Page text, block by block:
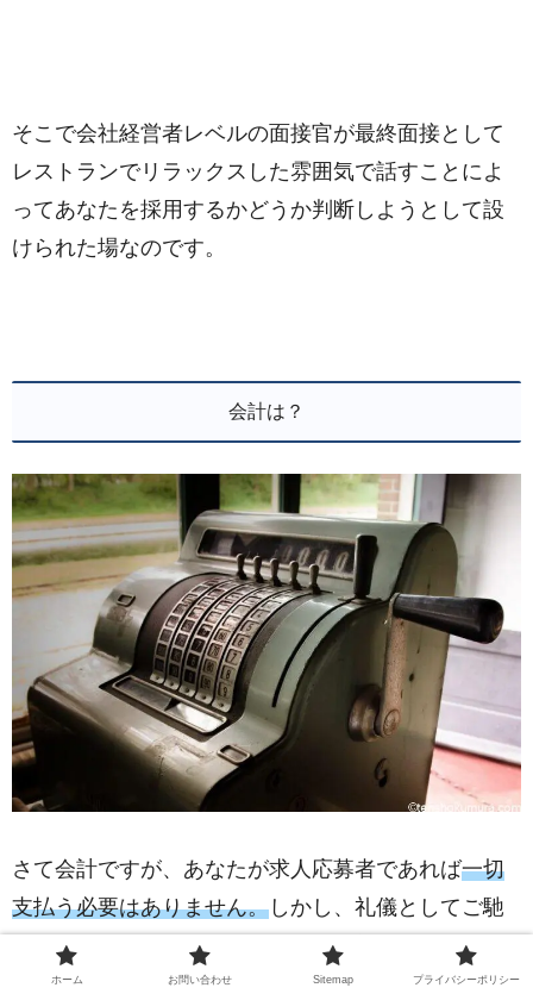
そこで会社経営者レベルの面接官が最終面接として
レストランでリラックスした雰囲気で話すことによ
ってあなたを採用するかどうか判断しようとして設
けられた場なのです。
会計は？
さて会計ですが、あなたが求人応募者であれば一切
支払う必要はありません。 しかし、礼儀としてご馳
走していただいたのでしっかりとお礼をしましょ
う。ホーム お問い合わせ Sitemap プライバシーポリシー